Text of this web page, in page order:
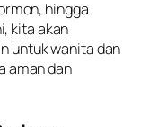
hingga
kita akan
untuk wanita dan
aman dan